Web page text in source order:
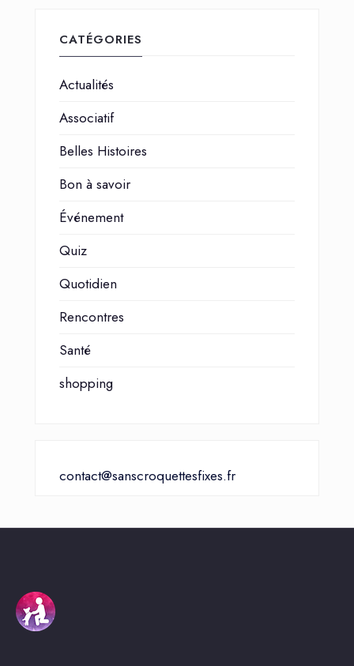
CATÉGORIES
Actualités
Associatif
Belles Histoires
Bon à savoir
Événement
Quiz
Quotidien
Rencontres
Santé
shopping
contact@sanscroquettesfixes.fr